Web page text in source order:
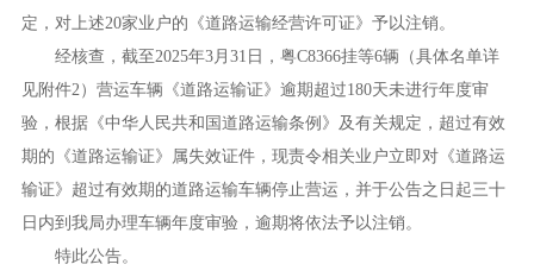
定，对上述20家业户的《道路运输经营许可证》予以注销。
经核查，截至2025年3月31日，粤C8366挂等6辆（具体名单详
见附件2）营运车辆《道路运输证》逾期超过180天未进行年度审
验，根据《中华人民共和国道路运输条例》及有关规定，超过有效
期的《道路运输证》属失效证件，现责令相关业户立即对《道路运
输证》超过有效期的道路运输车辆停止营运，并于公告之日起三十
日内到我局办理车辆年度审验，逾期将依法予以注销。
特此公告。